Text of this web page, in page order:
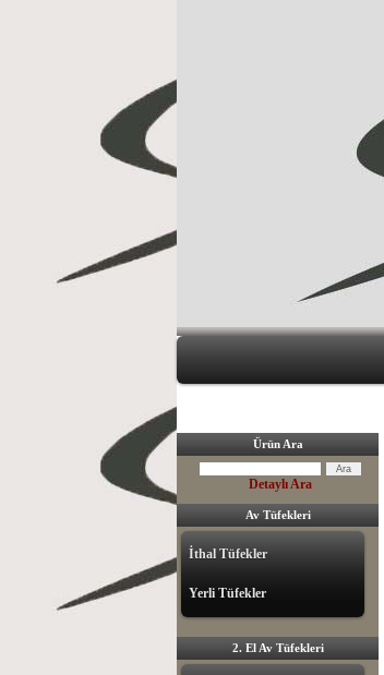
Ürün Ara
Detaylı Ara
Av Tüfekleri
İthal Tüfekler
Yerli Tüfekler
2. El Av Tüfekleri